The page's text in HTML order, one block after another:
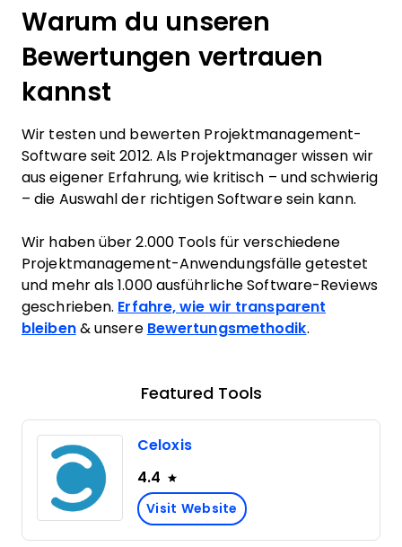
Warum du unseren
Bewertungen vertrauen
kannst
Wir testen und bewerten Projektmanagement-
Software seit 2012. Als Projektmanager wissen wir
aus eigener Erfahrung, wie kritisch – und schwierig
– die Auswahl der richtigen Software sein kann.
Wir haben über 2.000 Tools für verschiedene
Projektmanagement-Anwendungsfälle getestet
und mehr als 1.000 ausführliche Software-Reviews
geschrieben. Erfahre, wie wir transparent
bleiben& unsere Bewertungsmethodik.
Featured Tools
Celoxis
4.4
Visit Website